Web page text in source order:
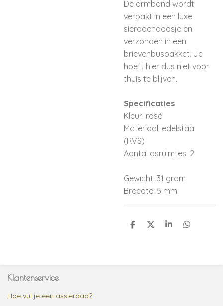
De armband wordt
verpakt in een luxe
sieradendoosje en
verzonden in een
brievenbuspakket. Je
hoeft hier dus niet voor
thuis te blijven.
Specificaties
Kleur: rosé
Materiaal: edelstaal
(RVS)
Aantal asruimtes: 2
Gewicht: 31 gram
Breedte: 5 mm
D
D
S
D
Klantenservice
Hoe vul je een assieraad?